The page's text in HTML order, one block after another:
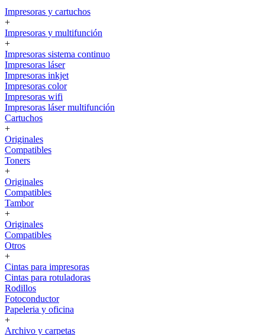
Impresoras y cartuchos
+
Impresoras y multifunción
+
Impresoras sistema continuo
Impresoras láser
Impresoras inkjet
Impresoras color
Impresoras wifi
Impresoras láser multifunción
Cartuchos
+
Originales
Compatibles
Toners
+
Originales
Compatibles
Tambor
+
Originales
Compatibles
Otros
+
Cintas para impresoras
Cintas para rotuladoras
Rodillos
Fotoconductor
Papeleria y oficina
+
Archivo y carpetas